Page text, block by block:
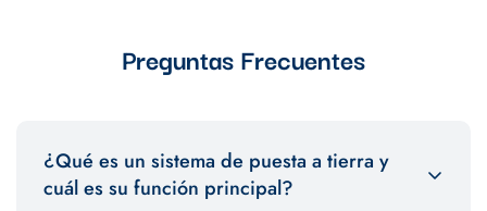
Preguntas Frecuentes
¿Qué es un sistema de puesta a tierra y
cuál es su función principal?